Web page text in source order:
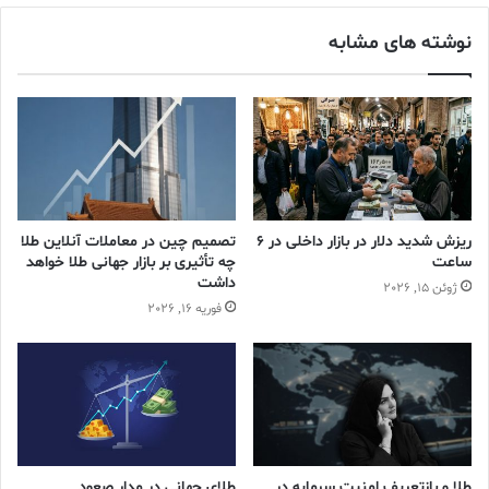
فرانسه – 2436.9 تن – 67.1٪ از کل ذخایر
روسیه – 2332.7 تن – 25.7٪ از کل ذخایر
چین – 2226.4 تن – 4.3٪ از کل ذخایر
سوئیس – 1040.0 تن – 8.4٪ از کل ذخایر
ژاپن – 846.0 تن – 4.4٪ از کل ذخایر
هند – 803.6 تن – 8.6٪ از کل ذخایر
هلند – 612.5 تن – 57.9٪ از کل ذخایر
ترکیه – 522.5 تن – 30.8٪ از کل ذخایر
تایوان – 422.4 تن – 4.7٪ از کل ذخایر
لهستان – 358.7 تن – 12.6٪ از کل ذخایر
عربستان سعودی – 323.1 تن – 4.7٪ از کل ذخایر
بریتانیا – 310.3 تن – 11.6٪ از کل ذخایر
قزاقستان – 304.3 تن – 58.5٪ از کل ذخایر
نوشته های مشابه
ریزش شدید دلار در بازار داخلی در 6
ساعت
ژوئن 15, 2026
تصمیم چین در معاملات آنلاین طلا
چه تأثیری بر بازار جهانی طلا خواهد
داشت
فوریه 16, 2026